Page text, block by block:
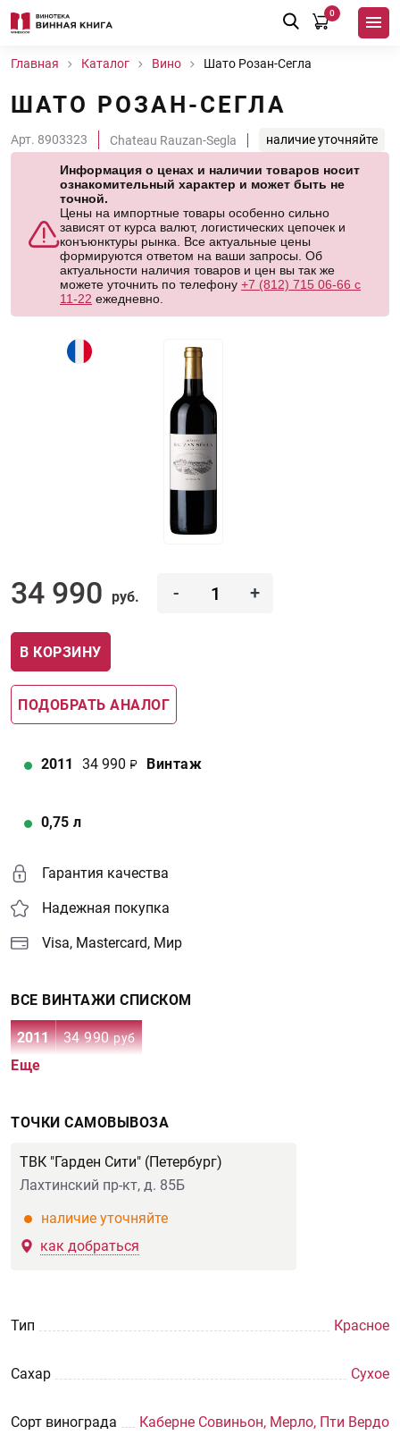
0
Главная Каталог Вино Шато Розан-Сегла
ШАТО РОЗАН-СЕГЛА
Арт. 8903323 Chateau Rauzan-Segla наличие уточняйте
Информация о ценах и наличии товаров носит
ознакомительный характер и может быть не
точной.
Цены на импортные товары особенно сильно
зависят от курса валют, логистических цепочек и
конъюнктуры рынка. Все актуальные цены
формируются ответом на ваши запросы. Об
актуальности наличия товаров и цен вы так же
можете уточнить по телефону +7 (812) 715 06-66 с
11-22 ежедневно.
34 990 руб. - +
В КОРЗИНУ
ПОДОБРАТЬ АНАЛОГ
2011 34 990 Винтаж
0,75 л
Гарантия качества
Надежная покупка
Visa, Mastercard, Мир
ВСЕ ВИНТАЖИ СПИСКОМ
2011 34 990руб
Еще
ТОЧКИ САМОВЫВОЗА
ТВК "Гарден Сити" (Петербург)
Лахтинский пр-кт, д. 85Б
наличие уточняйте
как добраться
Тип Красное
Сахар Сухое
Сорт винограда Каберне Совиньон, Мерло, Пти Вердо